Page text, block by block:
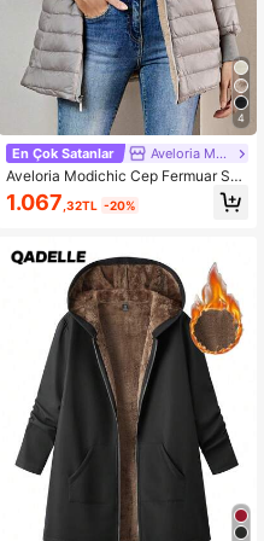
4
En Çok Satanlar Aveloria Modichic
Aveloria Modichic Cep Fermuar Sad
e Gündelik Kadın Kışlık Mont
1.067 ,32TL -20%